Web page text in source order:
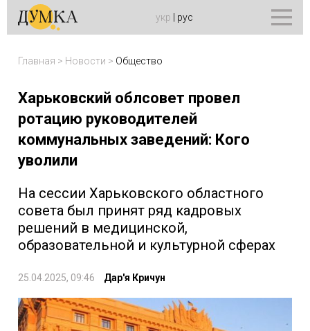
укр рус
Главная > Новости > Общество
Харьковский облсовет провел
ротацию руководителей
коммунальных заведений: Кого
уволили
На сессии Харьковского областного
совета был принят ряд кадровых
решений в медицинской,
образовательной и культурной сферах
25.04.2025, 09:46 Дар'я Кричун